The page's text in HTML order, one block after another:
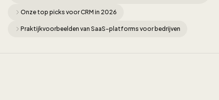
Onze top picks voor CRM in 2026
Praktijkvoorbeelden van SaaS-platforms voor bedrijven